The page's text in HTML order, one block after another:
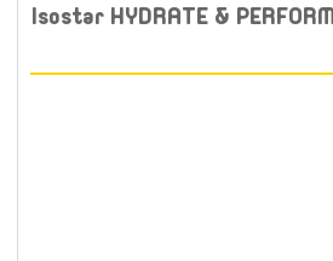
Isostar HYDRATE &